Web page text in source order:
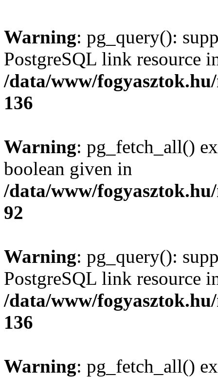
Warning: pg_query():
PostgreSQL link resource
/data/www/
136
Warning: pg_fetch_all()
boolean given in
/data/www/
92
Warning: pg_query():
PostgreSQL link resource
/data/www/
136
Warning: pg_fetch_all()